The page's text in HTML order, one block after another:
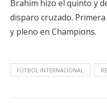
Brahim hizo el quinto y
disparo cruzado.
y pleno en Champions.
FÚTBOL INTERNACIONAL